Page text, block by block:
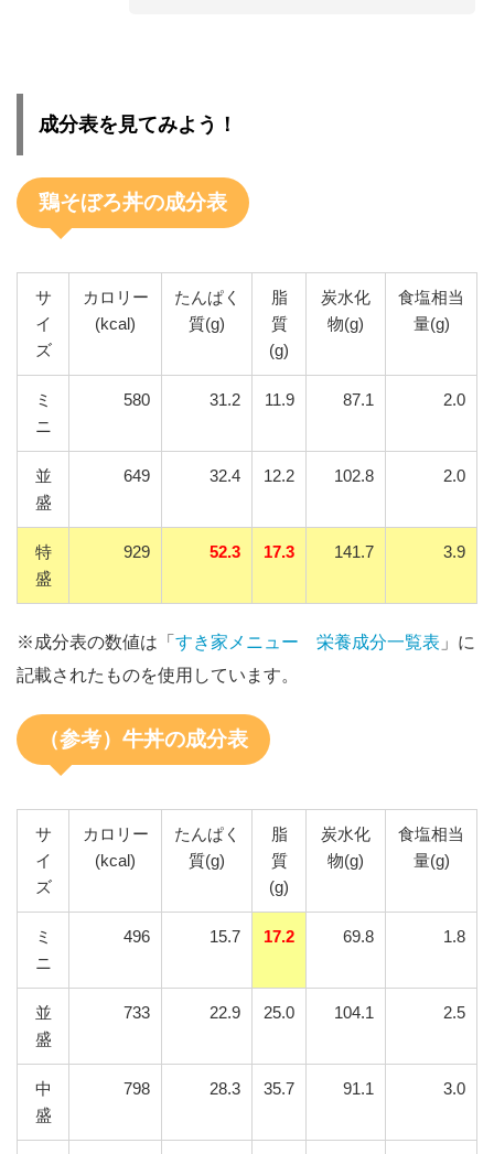
成分表を見てみよう！
鶏そぼろ丼の成分表
サ
イ
ズ
カロリー
(kcal)
たんぱく
質(g)
脂
質
(g)
炭水化
物(g)
食塩相当
量(g)
ミ
ニ
580 31.2 11.9 87.1 2.0
並
盛
649 32.4 12.2 102.8 2.0
特
盛
929 52.3 17.3 141.7 3.9
※成分表の数値は「 すき家メニュー 栄養成分一覧表 」に
記載されたものを使用しています。
（参考）牛丼の成分表
サ
イ
ズ
カロリー
(kcal)
たんぱく
質(g)
脂
質
(g)
炭水化
物(g)
食塩相当
量(g)
ミ
ニ
496 15.7 17.2 69.8 1.8
並
盛
733 22.9 25.0 104.1 2.5
中
盛
798 28.3 35.7 91.1 3.0